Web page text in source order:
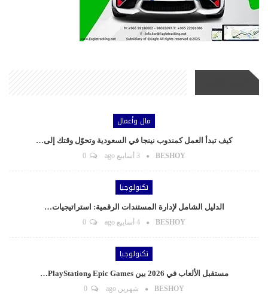
مال وأعمال
كيف تبدأ العمل كمندوب نينجا في السعودية وتحوّل وقتك إلى…
BESHOY 3 أسابيع ago
تكنولوجيا
الدليل الشامل لإدارة المستندات الرقمية: استراتيجيات…
BESHOY 4 أسابيع ago
تكنولوجيا
مستقبل الألعاب في 2026 بين Epic Games وPlayStation…
BESHOY شهرين ago